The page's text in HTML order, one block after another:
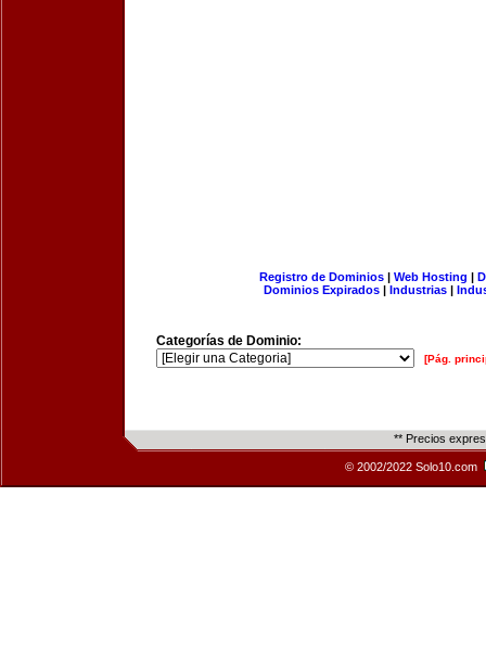
Registro de Dominios| Web Hosting |
Dominios Expirados | Industrias |
Categorías de Dominio:
[Pág.
** Precios
© 2002/2022 Solo10.com